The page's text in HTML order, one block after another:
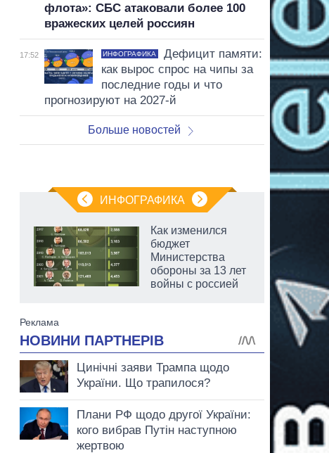
флота»: СБС атаковали более 100
вражеских целей россиян
17:52 ИНФОГРАФИКА
Дефицит памяти:
как вырос спрос на чипы за
последние годы и что
прогнозируют на 2027-й
Больше новостей
ИНФОГРАФИКА
Как изменился
бюджет
Министерства
обороны за 13 лет
войны с россией